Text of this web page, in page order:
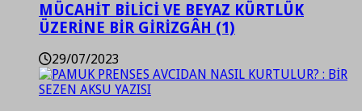
MÜCAHİT BİLİCİ VE BEYAZ KÜRTLÜK
ÜZERİNE BİR GİRİZGÂH (1)
29/07/2023